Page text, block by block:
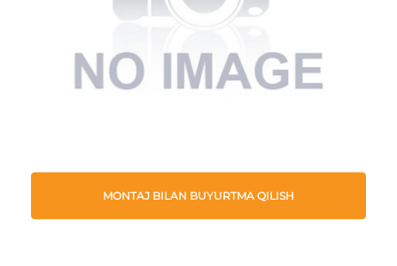
MONTAJ BILAN BUYURTMA QILISH